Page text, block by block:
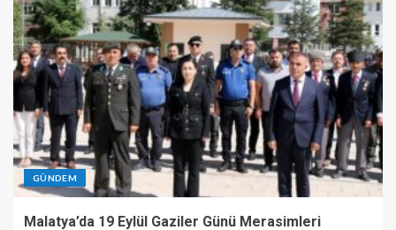
GÜNDEM
Malatya’da 19 Eylül Gaziler Günü Merasimleri